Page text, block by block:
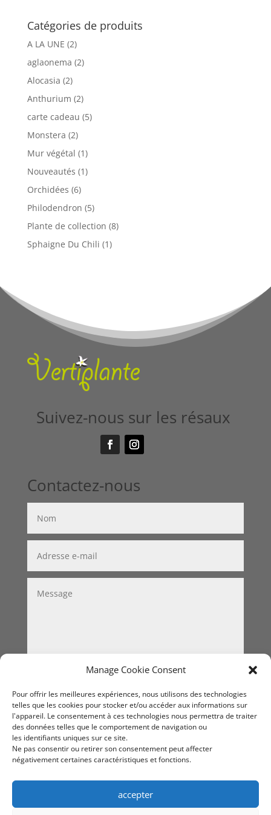
Manage Cookie Consent
Pour offrir les meilleures expériences, nous utilisons des technologies
telles que les cookies pour stocker et/ou accéder aux informations sur
l'appareil. Le consentement à ces technologies nous permettra de traiter
des données telles que le comportement de navigation ou
les identifiants uniques sur ce site.
Ne pas consentir ou retirer son consentement peut affecter
négativement certaines caractéristiques et fonctions.
accepter
était :est :
€8.00.
Catégories de produits
A LA UNE (2)
aglaonema (2)
Alocasia (2)
Anthurium (2)
carte cadeau (5)
Monstera (2)
Mur végétal (1)
Nouveautés (1)
Orchidées (6)
Philodendron (5)
Plante de collection (8)
Sphaigne Du Chili (1)
Suivez-nous sur les résaux
Contactez-nous
2 + 6 Valider